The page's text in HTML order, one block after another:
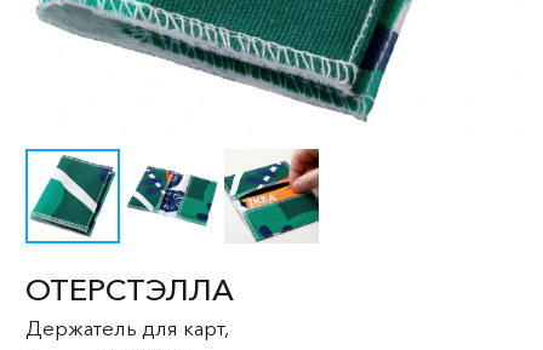
ОТЕРСТЭЛЛА
Держатель для карт,